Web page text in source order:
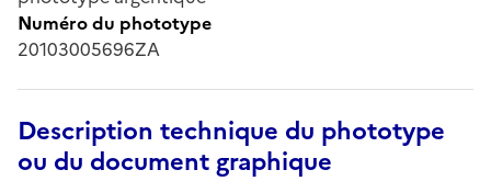
Numéro du phototype
20103005696ZA
Description technique du phototype
ou du document graphique